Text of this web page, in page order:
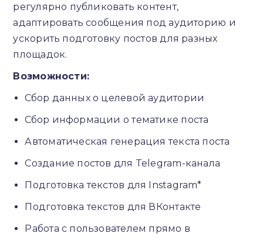
регулярно публиковать контент,
адаптировать сообщения под аудиторию и
ускорить подготовку постов для разных
площадок.
Возможности:
Сбор данных о целевой аудитории
Сбор информации о тематике поста
Автоматическая генерация текста поста
Создание постов для Telegram-канала
Подготовка текстов для Instagram*
Подготовка текстов для ВКонтакте
Работа с пользователем прямо в